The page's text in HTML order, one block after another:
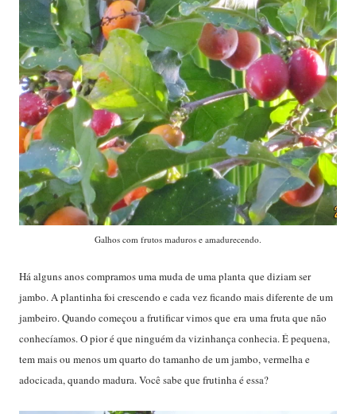
Galhos com frutos maduros e amadurecendo.
Há alguns anos compramos uma muda de uma planta que diziam ser
jambo. A plantinha foi crescendo e cada vez ficando mais diferente de um
jambeiro. Quando começou a frutificar vimos que era uma fruta que não
conhecíamos. O pior é que ninguém da vizinhança conhecia. É pequena,
tem mais ou menos um quarto do tamanho de um jambo, vermelha e
adocicada, quando madura. Você sabe que frutinha é essa?